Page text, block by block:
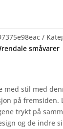
småvarer
med stil med
på fremsiden.
trykt på
og de indre